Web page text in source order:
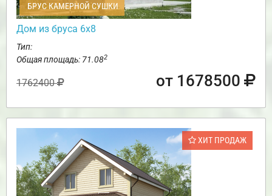
БРУС КАМЕРНОЙ СУШКИ
Дом из бруса 6х8
Тип:
Общая площадь: 71.082
1762400 от 1678500
ХИТ ПРОДАЖ